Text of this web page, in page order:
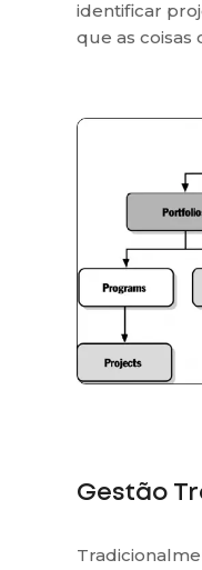
identificar
que as coisas
Gestão